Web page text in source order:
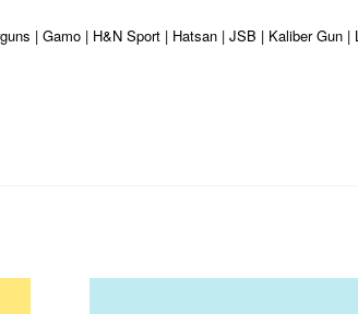
| H&N Sport | Hatsan | JSB | Kaliber Gun |